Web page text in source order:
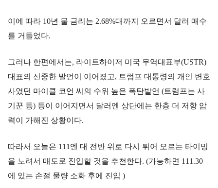
이에 따라 10년 물 금리는 2.68%대까지 오르면서 달러 매수
를 거들었다.
그러나 한편에서는, 라이트하이저 미국 무역대표부(USTR)
대표의 신중한 발언이 이어졌고, 트럼프 대통령의 개인 변호
사였던 마이클 코언 씨의 수위 높은 폭탄발언 (트럼프는 사
기꾼 등) 등이 이어지면서 달러엔 상단에는 한층 더 저항 압
력이 가해진 상황이다.
따라서 오늘은 111엔 대 전반 위로 다시 튀어 오르는 타이밍
을 노려서 매도로 진입할 것을 추천한다. (가능하면 111.30
에 있는 손절 물량 소화 후에 진입 )